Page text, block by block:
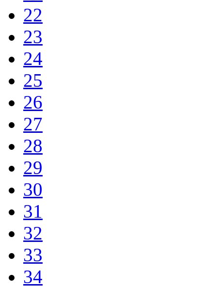
22
23
24
25
26
27
28
29
30
31
32
33
34